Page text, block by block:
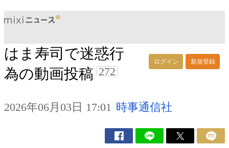
ログイン 新規登録
はま寿司で迷惑行
為の動画投稿 272
2026年06月03日 17:01 時事通信社